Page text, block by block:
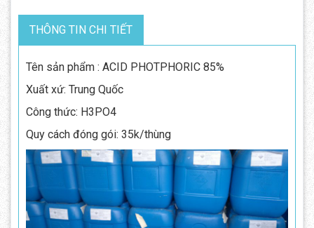
THÔNG TIN CHI TIẾT
Tên sản phẩm : ACID PHOTPHORIC 85%
Xuất xứ: Trung Quốc
Công thức: H3PO4
Quy cách đóng gói: 35k/thùng